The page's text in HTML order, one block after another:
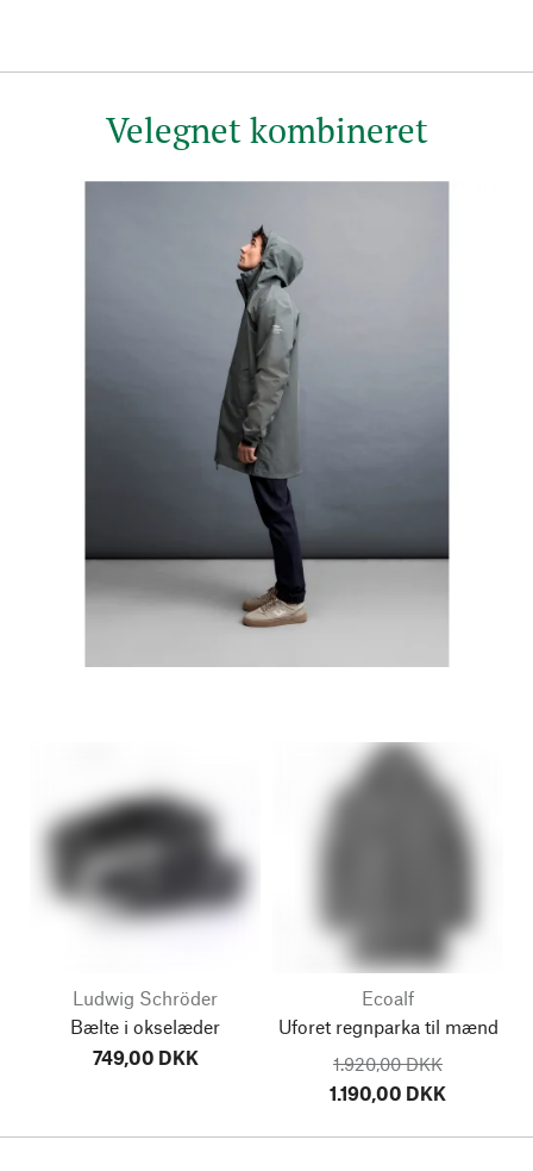
Velegnet kombineret
Ludwig Schröder
Bælte i okselæder
749,00 DKK
Ecoalf
Uforet regnparka til mænd
1.920,00 DKK
1.190,00 DKK